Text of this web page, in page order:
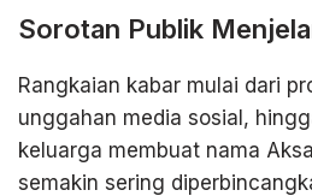
Sorotan Publik
Rangkaian kabar mulai dari
unggahan media sosial,
keluarga membuat nama
semakin sering